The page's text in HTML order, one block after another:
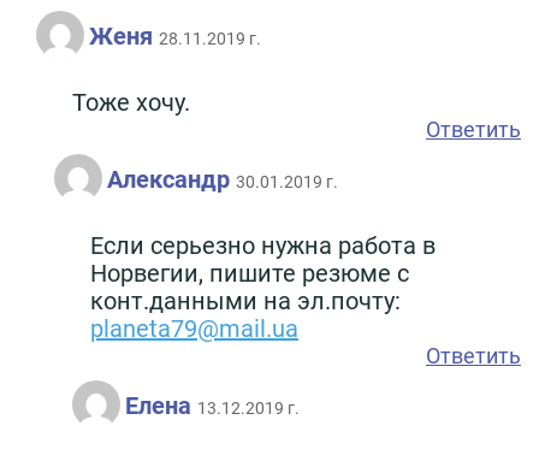
Женя 28.11.2019 г.
Тоже хочу.
Ответить
Александр 30.01.2019 г.
Если серьезно нужна работа в
Норвегии, пишите резюме с
конт.данными на эл.почту:
planeta79@mail.ua
Ответить
Елена 13.12.2019 г.